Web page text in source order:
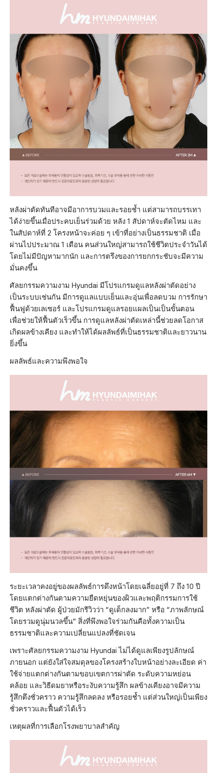
หลังผ่าตัดทันทีอาจมีอาการบวมและรอยช้ำ แต่สามารถบรรเทา
ได้ง่ายขึ้นเมื่อประคบเย็นร่วมด้วย หลัง 1 สัปดาห์จะตัดไหม และ
ในสัปดาห์ที่ 2 โครงหน้าจะค่อย ๆ เข้าที่อย่างเป็นธรรมชาติ เมื่อ
ผ่านไปประมาณ 1 เดือน คนส่วนใหญ่สามารถใช้ชีวิตประจำวันได้
โดยไม่มีปัญหามากนัก และการตรึงของการยกกระชับจะมีความ
มั่นคงขึ้น
ศัลยกรรมความงาม Hyundai มีโปรแกรมดูแลหลังผ่าตัดอย่าง
เป็นระบบเช่นกัน มีการดูแลแบบเย็นและอุ่นเพื่อลดบวม การรักษา
ฟื้นฟูด้วยเลเซอร์ และโปรแกรมดูแลรอยแผลเป็นเป็นขั้นตอน
เพื่อช่วยให้ฟื้นตัวเร็วขึ้น การดูแลหลังผ่าตัดเหล่านี้ช่วยลดโอกาส
เกิดผลข้างเคียง และทำให้ได้ผลลัพธ์ที่เป็นธรรมชาติและยาวนาน
ยิ่งขึ้น
ผลลัพธ์และความพึงพอใจ
ระยะเวลาคงอยู่ของผลลัพธ์การดึงหน้าโดยเฉลี่ยอยู่ที่ 7 ถึง 10 ปี
โดยแตกต่างกันตามความยืดหยุ่นของผิวและพฤติกรรมการใช้
ชีวิต หลังผ่าตัด ผู้ป่วยมักรีวิวว่า “ดูเด็กลงมาก” หรือ “ภาพลักษณ์
โดยรวมดูนุ่มนวลขึ้น” สิ่งที่พึงพอใจร่วมกันคือทั้งความเป็น
ธรรมชาติและความเปลี่ยนแปลงที่ชัดเจน
เพราะศัลยกรรมความงาม Hyundai ไม่ได้ดูแลเพียงรูปลักษณ์
ภายนอก แต่ยังใส่ใจสมดุลของโครงสร้างใบหน้าอย่างละเอียด ค่า
ใช้จ่ายแตกต่างกันตามขอบเขตการผ่าตัด ระดับความหย่อน
คล้อย และวิธีดมยาหรือระงับความรู้สึก ผลข้างเคียงอาจมีความ
รู้สึกตึงชั่วคราว ความรู้สึกลดลง หรือรอยช้ำ แต่ส่วนใหญ่เป็นเพียง
ชั่วคราวและฟื้นตัวได้เร็ว
เหตุผลที่การเลือกโรงพยาบาลสำคัญ